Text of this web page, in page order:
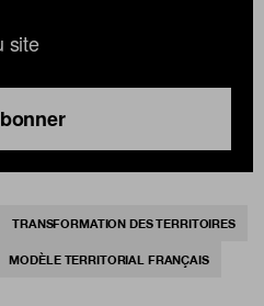
site
TRANSFORMATION DES TERRITOIRES
MODÈLE TERRITORIAL FRANÇAIS